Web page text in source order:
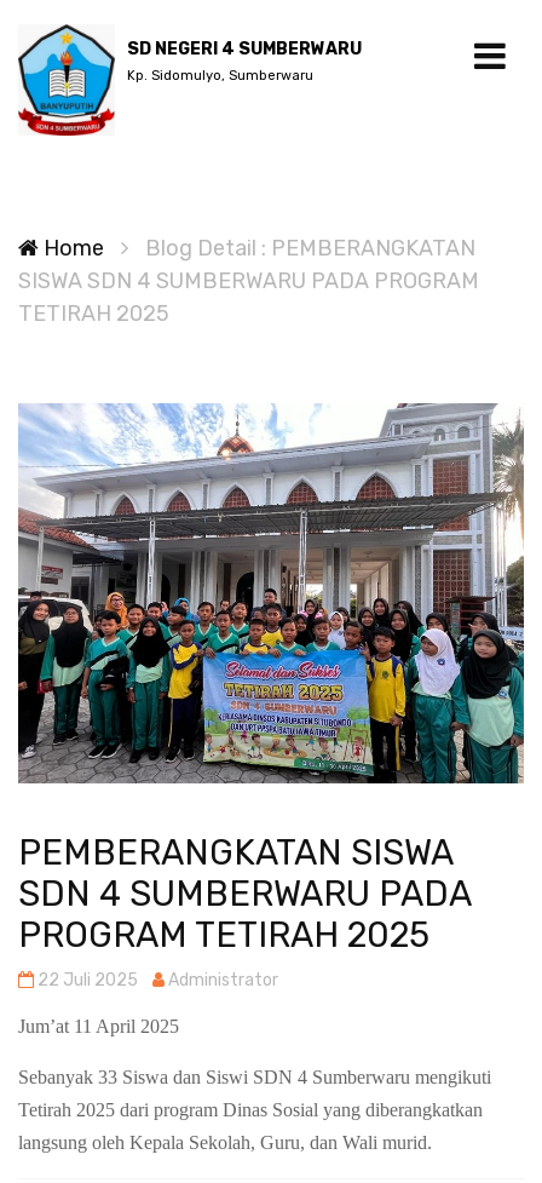
SD NEGERI 4 SUMBERWARU
Kp. Sidomulyo, Sumberwaru
Home
Blog Detail : PEMBERANGKATAN
SISWA SDN 4 SUMBERWARU PADA PROGRAM
TETIRAH 2025
PEMBERANGKATAN SISWA
SDN 4 SUMBERWARU PADA
PROGRAM TETIRAH 2025
22 Juli 2025 Administrator
Jum’at 11 April 2025
Sebanyak 33 Siswa dan Siswi SDN 4 Sumberwaru mengikuti
Tetirah 2025 dari program Dinas Sosial yang diberangkatkan
langsung oleh Kepala Sekolah, Guru, dan Wali murid.